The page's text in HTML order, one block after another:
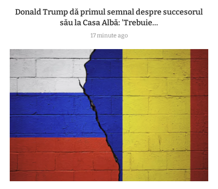
Donald Trump dă primul semnal despre succesorul
său la Casa Albă: 'Trebuie...
17 minute ago